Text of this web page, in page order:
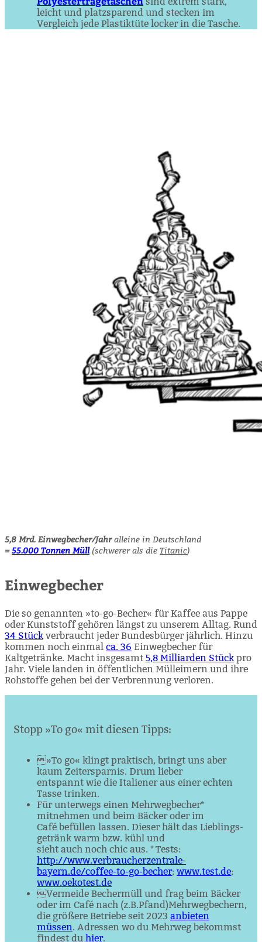
leicht und platzsparend und stecken im
Vergleich jede Plastiktüte locker in die Tasche.
5,8 Mrd. Einwegbecher/Jahralleine in Deutschland
=55.000 Tonnen Müll(schwerer als die Titanic)
Einwegbecher
Die so genannten »to-go-Becher« für Kaffee aus Pappe
oder Kunst­stoff gehören längst zu unserem Alltag. Rund
34 Stückverbraucht jeder Bundesbürger jährlich. Hinzu
kommen noch einmal ca. 36 Einwegbecher für
Kaltgetränke. Macht insgesamt 5,8 Milliarden Stückpro
Jahr. Viele landen in öffentlichen Mülleimern und ihre
Rohstoffe gehen bei der Verbrennung verloren.
Stopp »To go« mit diesen Tipps:
»To go« klingt praktisch, bringt uns aber
kaum Zeitersparnis. Drum lieber
entspannt wie die Italiener aus einer echten
Tasse trinken.
Für unterwegs einen Mehrwegbecher*
mitnehmen und beim Bäcker oder im
Café befüllen lassen. Dieser hält das Lieblings­
getränk warm bzw. kühl und
sieht auch noch chic aus. * Tests:
http://www.verbraucherzentrale-
bayern.de/coffee-to-go-becher; www.test.de;
www.oekotest.de
Vermeide Bechermüll und frag beim Bäcker
oder im Café nach (z.B.Pfand)Mehrwegbechern,
die größere Betriebe seit 2023 anbieten
müssen. Adressen wo du Mehrweg bekommst
findest du hier.